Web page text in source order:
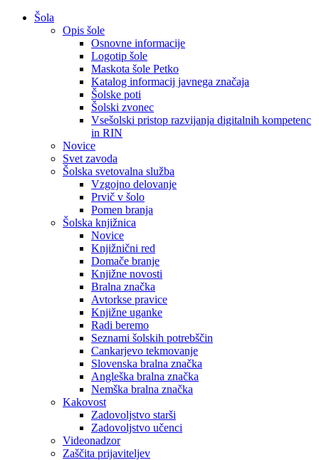
Šola
Opis šole
Osnovne informacije
Logotip šole
Maskota šole Petko
Katalog informacij javnega značaja
Šolske poti
Šolski zvonec
Vsešolski pristop razvijanja digitalnih kompetenc
in RIN
Novice
Svet zavoda
Šolska svetovalna služba
Vzgojno delovanje
Prvič v šolo
Pomen branja
Šolska knjižnica
Novice
Knjižnični red
Domače branje
Knjižne novosti
Bralna značka
Avtorkse pravice
Knjižne uganke
Radi beremo
Seznami šolskih potrebščin
Cankarjevo tekmovanje
Slovenska bralna značka
Angleška bralna značka
Nemška bralna značka
Kakovost
Zadovoljstvo starši
Zadovoljstvo učenci
Videonadzor
Zaščita prijaviteljev